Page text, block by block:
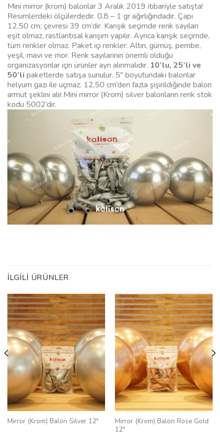
Mini mirror (krom) balonlar 3 Aralık 2019 itibariyle satışta!
Resimlerdeki ölçülerdedir. 0,8 – 1 gr ağırlığındadır. Çapı
12,50 cm; çevresi 39 cm’dir. Karışık seçimde renk sayıları
eşit olmaz, rastlantısal karışım yapılır. Ayrıca karışık seçimde,
tüm renkler olmaz. Paket içi renkler: Altın, gümüş, pembe,
yeşil, mavi ve mor. Renk sayılarının önemli olduğu
organizasyonlar için ürünler ayrı alınmalıdır. 10’lu, 25’li ve
50’li paketlerde satışa sunulur. 5″ boyutundaki balonlar
helyum gazı ile uçmaz. 12,50 cm’den fazla şişirildiğinde balon
armut şeklini alır.Mini mirror (Krom) silver balonların renk stok
kodu 5002’dir.
İLGILI ÜRÜNLER
Mirror (Krom) Balon Silver 12″
Mirror (Krom) Balon Rose Gold
12″